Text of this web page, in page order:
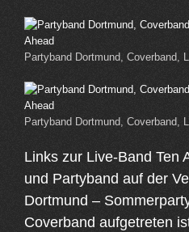
Partyband Dortmund, Coverband,
Partyband Dortmund, Coverband,
Links zur Live-Band Ten
und Partyband auf der
Dortmund –
Coverband aufgetreten